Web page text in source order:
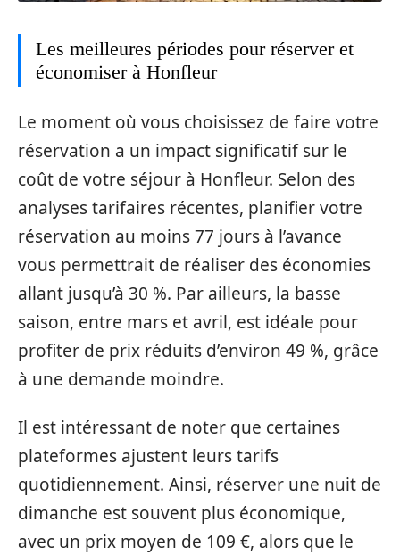
Les meilleures périodes pour réserver et
économiser à Honfleur
Le moment où vous choisissez de faire votre
réservation a un impact significatif sur le
coût de votre séjour à Honfleur. Selon des
analyses tarifaires récentes, planifier votre
réservation au moins 77 jours à l’avance
vous permettrait de réaliser des économies
allant jusqu’à 30 %. Par ailleurs, la basse
saison, entre mars et avril, est idéale pour
profiter de prix réduits d’environ 49 %, grâce
à une demande moindre.
Il est intéressant de noter que certaines
plateformes ajustent leurs tarifs
quotidiennement. Ainsi, réserver une nuit de
dimanche est souvent plus économique,
avec un prix moyen de 109 €, alors que le